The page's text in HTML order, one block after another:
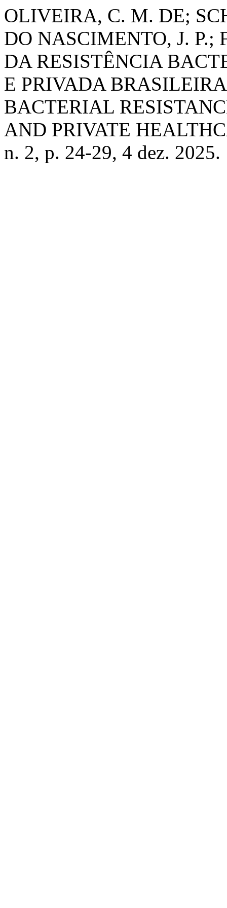
OLIVEIRA, C. M. DE;
DO NASCIMENTO, J. P.;
DA RESISTÊNCIA
E PRIVADA
BACTERIAL
AND PRIVATE
n. 2, p. 24-29, 4 dez. 2025.